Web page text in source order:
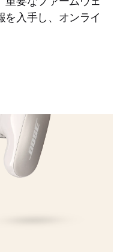
を入手し、オンライ